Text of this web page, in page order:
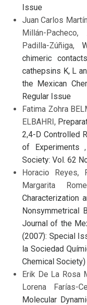
Issue
Juan Carlos
Millán-
Padilla-Zúñiga,
chimeric
cathepsins K, L
the Mexican
Regular Issue
Fatima Zohra
ELBAHRI,
2,4-D Controlled
of Experiments
Society: Vol. 62
Horacio Reyes,
Margarita
Characterization
Nonsymmetrical
Journal of the
(2007): Special
la Sociedad
Chemical Society)
Erik De La Rosa
Lorena Farías-
Molecular